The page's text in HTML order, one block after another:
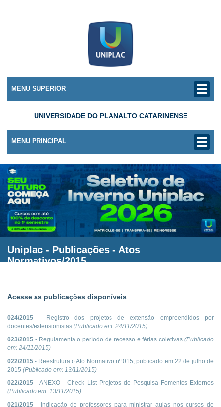
MENU SUPERIOR
UNIVERSIDADE DO PLANALTO CATARINENSE
MENU PRINCIPAL
Uniplac - Publicações - Atos
Normativos/2015
Acesse as publicações disponíveis
024/2015 - Registro dos projetos de extensão empreendidos por
docentes/extensionistas (Publicado em: 24/11/2015)
023/2015 - Regulamenta o período de recesso e férias coletivas (Publicado
em: 24/11/2015)
022/2015 - Reestrutura o Ato Normativo nº 015, publicado em 22 de julho de
2015 (Publicado em: 13/11/2015)
022/2015 - ANEXO - Check List Projetos de Pesquisa Fomentos Externos
(Publicado em: 13/11/2015)
021/2015 - Indicação de professores para ministrar aulas nos cursos de